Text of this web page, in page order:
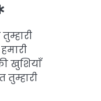
खुशियाँ